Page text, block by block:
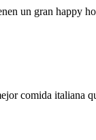
un gran happy
comida